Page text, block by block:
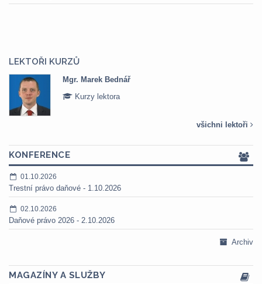
LEKTOŘI KURZŮ
Mgr. Marek Bednář
Kurzy lektora
všichni lektoři
KONFERENCE
01.10.2026
Trestní právo daňové - 1.10.2026
02.10.2026
Daňové právo 2026 - 2.10.2026
Archiv
MAGAZÍNY A SLUŽBY